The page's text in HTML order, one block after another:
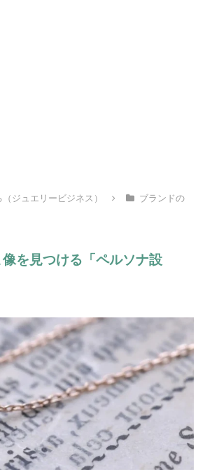
（ジュエリービジネス）
ブランドの
を見つける「ペルソナ設